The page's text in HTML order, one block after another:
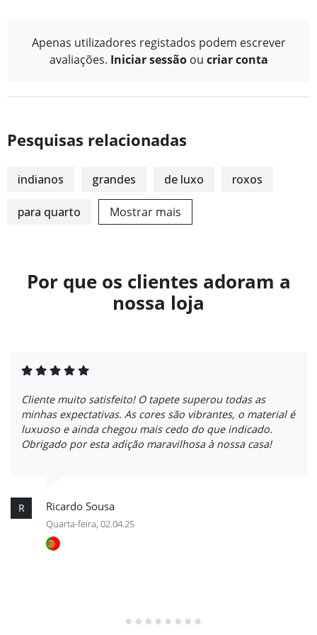
Apenas utilizadores registados podem escrever
avaliações. Iniciar sessão ou criar conta
Pesquisas relacionadas
indianos grandes de luxo roxos
para quarto Mostrar mais
Por que os clientes adoram a
nossa loja
Cliente muito satisfeito! O tapete superou todas as
minhas expectativas. As cores são vibrantes, o material é
luxuoso e ainda chegou mais cedo do que indicado.
Obrigado por esta adição maravilhosa à nossa casa!
R Ricardo Sousa
Quarta-feira, 02.04.25